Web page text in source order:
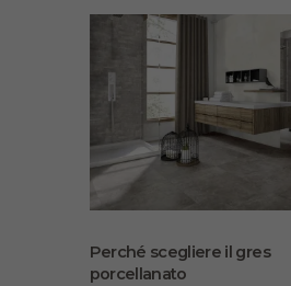
Perché scegliere il gres
porcellanato